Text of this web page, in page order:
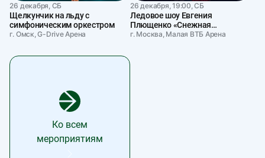
26 декабря, СБ
Щелкунчик на льду с
симфоническим оркестром
г. Омск, G-Drive Арена
26 декабря, 19:00, СБ
Ледовое шоу Евгения
Плющенко «Снежная
королева»
г. Москва, Малая ВТБ Арена
Ко всем
мероприятиям